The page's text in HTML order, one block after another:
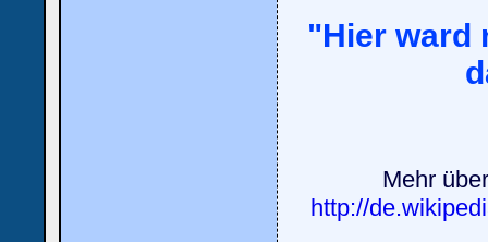
"Hier ward
Mehr
http://